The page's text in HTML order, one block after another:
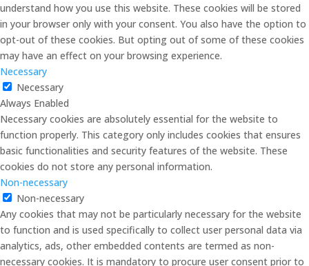
understand how you use this website. These cookies will be stored
in your browser only with your consent. You also have the option to
opt-out of these cookies. But opting out of some of these cookies
may have an effect on your browsing experience.
Necessary
Necessary
Always Enabled
Necessary cookies are absolutely essential for the website to
function properly. This category only includes cookies that ensures
basic functionalities and security features of the website. These
cookies do not store any personal information.
Non-necessary
Non-necessary
Any cookies that may not be particularly necessary for the website
to function and is used specifically to collect user personal data via
analytics, ads, other embedded contents are termed as non-
necessary cookies. It is mandatory to procure user consent prior to